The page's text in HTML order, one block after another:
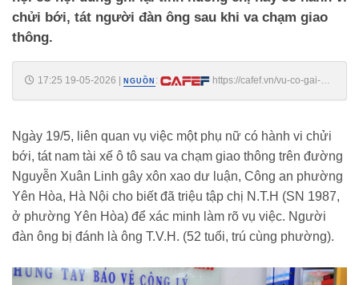
chửi bới, tát người đàn ông sau khi va chạm giao
thông.
17:25 19-05-2026 NGUỒN :
https://cafef.vn/vu-co-gai-
Ngày 19/5, liên quan vụ việc một phụ nữ có hành vi chửi
bới, tát nam tài xế ô tô sau va chạm giao thông trên đường
Nguyễn Xuân Linh gây xôn xao dư luận, Công an phường
Yên Hòa, Hà Nội cho biết đã triệu tập chị N.T.H (SN 1987,
ở phường Yên Hòa) để xác minh làm rõ vụ việc. Người
đàn ông bị đánh là ông T.V.H. (52 tuổi, trú cùng phường).